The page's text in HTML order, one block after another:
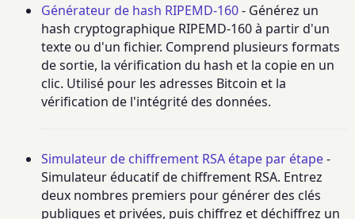
Générateur de hash RIPEMD-160- Générez un
hash cryptographique RIPEMD-160 à partir d'un
texte ou d'un fichier. Comprend plusieurs formats
de sortie, la vérification du hash et la copie en un
clic. Utilisé pour les adresses Bitcoin et la
vérification de l'intégrité des données.
Simulateur de chiffrement RSA étape par étape-
Simulateur éducatif de chiffrement RSA. Entrez
deux nombres premiers pour générer des clés
publiques et privées, puis chiffrez et déchiffrez un